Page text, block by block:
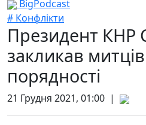
BigPodcast
# Конфлікти
Президент КНР
закликав
порядності
21 Грудня 2021, 01:00 |